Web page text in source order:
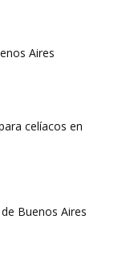
Aires
celíacos en
Buenos Aires